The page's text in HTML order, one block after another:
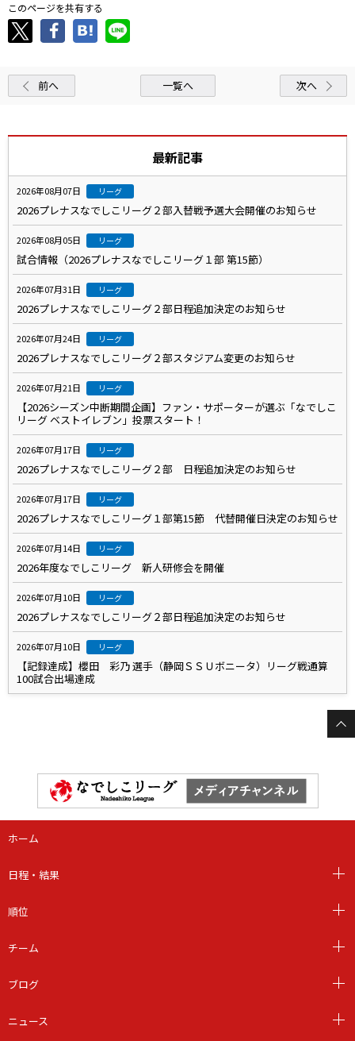
このページを共有する
前へ 一覧へ 次へ
最新記事
2026年08月07日 リーグ
2026プレナスなでしこリーグ２部入替戦予選大会開催のお知らせ
2026年08月05日 リーグ
試合情報（2026プレナスなでしこリーグ１部 第15節）
2026年07月31日 リーグ
2026プレナスなでしこリーグ２部日程追加決定のお知らせ
2026年07月24日 リーグ
2026プレナスなでしこリーグ２部スタジアム変更のお知らせ
2026年07月21日 リーグ
【2026シーズン中断期間企画】ファン・サポーターが選ぶ「なでしこ
リーグ ベストイレブン」投票スタート！
2026年07月17日 リーグ
2026プレナスなでしこリーグ２部 日程追加決定のお知らせ
2026年07月17日 リーグ
2026プレナスなでしこリーグ１部第15節 代替開催日決定のお知らせ
2026年07月14日 リーグ
2026年度なでしこリーグ 新人研修会を開催
2026年07月10日 リーグ
2026プレナスなでしこリーグ２部日程追加決定のお知らせ
2026年07月10日 リーグ
【記録達成】櫻田 彩乃 選手（静岡ＳＳＵボニータ）リーグ戦通算
100試合出場達成
ホーム
日程・結果
順位
チーム
ブログ
ニュース